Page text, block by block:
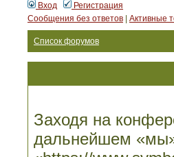
Вход
Регистрация
Сообщения без ответов
Активные
Список форумов
Заходя на
дальнейшем